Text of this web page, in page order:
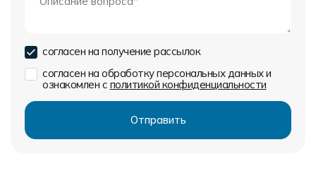
согласен на получение рассылок
согласен на обработку персональных данных и
ознакомлен с политикой конфиденциальности